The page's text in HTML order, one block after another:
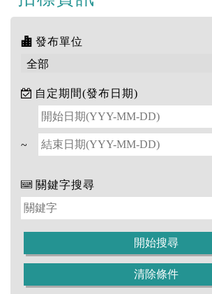
發布單位
自定期間(發布日期)
~
關鍵字搜尋